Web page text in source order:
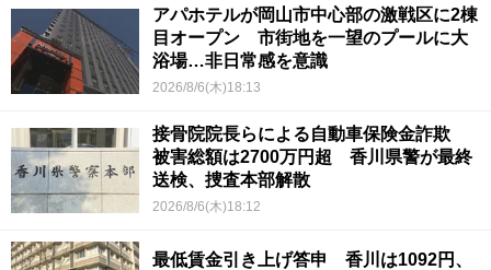
アパホテルが岡山市中心部の激戦区に2棟
目オープン 市街地を一望のプールに大
浴場…非日常感を意識
2026/8/6(木)18:13
接骨院院長らによる自動車保険金詐欺
被害総額は2700万円超 香川県警が最終
送検、捜査本部解散
2026/8/6(木)18:12
最低賃金引き上げ答申 香川は1092円、